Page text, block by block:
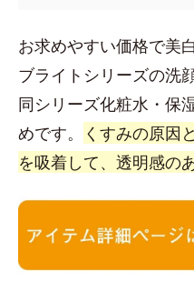
お求めやすい価格で美
ブライトシリーズの洗
同シリーズ化粧水・保
めです。
くすみの原因
を吸着して、透明感の